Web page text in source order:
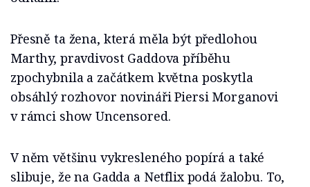
Přesně ta žena, která měla být předlohou
Marthy, pravdivost Gaddova příběhu
zpochybnila a začátkem května poskytla
obsáhlý rozhovor novináři Piersi Morganovi
v rámci show Uncensored.
V něm většinu vykresleného popírá a také
slibuje, že na Gadda a Netflix podá žalobu. To,